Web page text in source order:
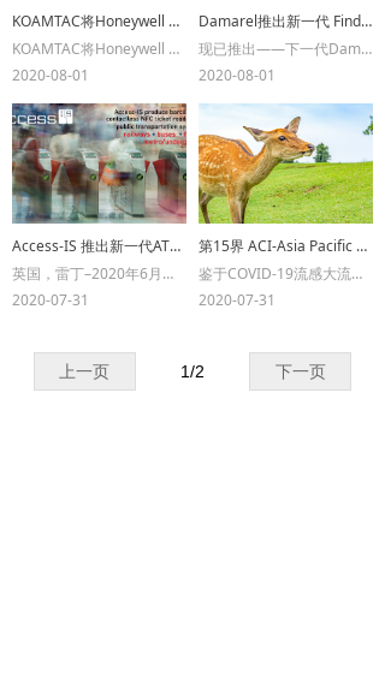
KOAMTAC将Honeywell SwiftDecoder软件解码引擎集成到KDC条码扫描仪SDK中
KOAMTAC将Honeywell SwiftDecoder软件解码引擎集成到KDC条码扫描仪SDK中，该软件解码器使智能手机或平板电脑更加完美，可以单独使用，也可以与KDC硬件解码器结合使用，读取任何条形码，包括质量较差的条形码
2020-08-01
Damarel推出新一代 FindNet机场航司地勤运营系统
现已推出——下一代Damarel的FiNDnet套件。近30年来，FiNDnet为世界各地的地勤人员提供了卓越的地勤运作、服务记录和计费服务。FiNDnet处理数百万次航班，年计费服务收入超过15亿美元，是目前最著名、使用最频繁、最值得信赖的系统之一。
2020-08-01
Access-IS 推出新一代ATR220条码/NFC/EMV认证的多功能阅读器
英国，雷丁–2020年6月：Access很高兴地宣布其TripTick®设备已通过Visa认证，可用于非接触式支付。
2020-07-31
第15界 ACI-Asia Pacific 取消通知
鉴于COVID-19流感大流行对全球社会的严重和长期影响，我们很遗憾地宣布，将于2020年9月15日至17日在日本奈良举行的第15届ACI亚太地区会议和展览取消。
2020-07-31
上一页 下一页
1/2